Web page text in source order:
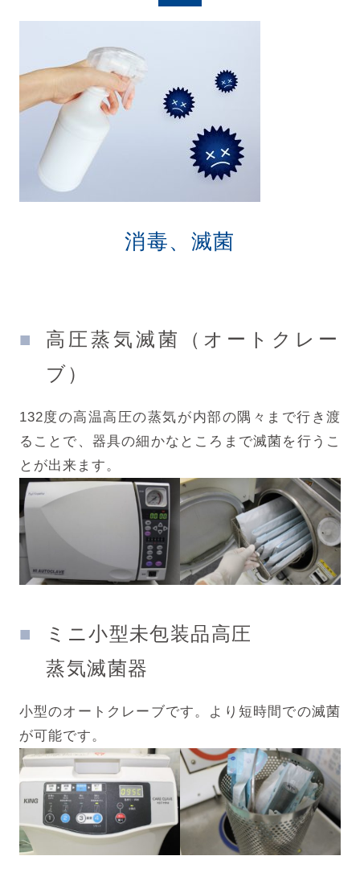
消毒、滅菌
高圧蒸気滅菌（オートクレー
ブ）
132度の高温高圧の蒸気が内部の隅々まで行き渡
ることで、器具の細かなところまで滅菌を行うこ
とが出来ます。
ミニ小型未包装品高圧
蒸気滅菌器
小型のオートクレーブです。より短時間での滅菌
が可能です。